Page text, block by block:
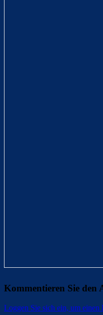
Kommentieren Sie den
Loggen Sie sich ein, um einen